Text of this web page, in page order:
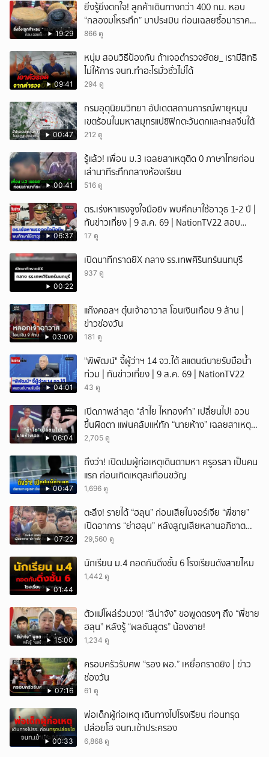
19:29
ยิ่งรู้ยิ่งตกใจ! ลูกค้าเดินทางกว่า 400 กม. หอบ
“กลองมโหระทึก” มาประเมิน ก่อนเฉลยซื้อมาราคา
เท่าไหร่?
866 ดู
09:41
หนุ่ม สอนวิธีป้องกัน ถ้าเจอตำรวจยัดย_ เรามีสิทธิ
ไม่ให้การ จนท.ทำอะไรมั่วซั่วไม่ได้
294 ดู
00:47
กรมอุตุนิยมวิทยา อัปเดตสถานการณ์พายุหมุน
เขตร้อนในมหาสมุทรแปซิฟิกตะวันตกและทะเลจีนใต้
212 ดู
00:41
รู้แล้ว! เพื่อน ม.3 เฉลยสาเหตุติด 0 ภาษาไทยก่อน
เล่านาทีระทึกกลางห้องเรียน
516 ดู
06:37
ตร.เร่งหาแรงจูงใจมือยิv พบศึกษาใช้อาวุธ 1-2 ปี |
ทันข่าวเที่ยง | 9 ส.ค. 69 | NationTV22 สอบ
พยานแล้ว 17 ปาก เร่งตรวจมือถือและหลักฐานที่
เพื่อน และสื่อโซเ
17 ดู
00:22
เปิดนาทีกราดยิX กลาง รร.เทพศิรินทร์นนทบุรี
937 ดู
03:00
แก๊งคอลฯ ตุ๋นเจ้าอาวาส โอนเงินเกือบ 9 ล้าน |
ข่าวช่องวัน
181 ดู
04:01
"พิพัฒน์" จี้ผู้ว่าฯ 14 จว.ใต้ สแตนด์บายรับมือน้ำ
ท่วม | ทันข่าวเที่ยง | 9 ส.ค. 69 | NationTV22
43 ดู
06:04
เปิดภาพล่าสุด “ลำไย ไหทองคำ” เปลี่ยนไป! อวบ
ขึ้นผิดตา แฟนคลับแห่ทัก “นายห้าง” เฉลยสาเหตุ
ชัด!
2,705 ดู
00:47
ถึงว่า! เปิดปมผู้ก่อเหตุเดินตามหา ครูอรสา เป็นคน
แรก ก่อนเกิดเหตุสะเทือนขวัญ
1,696 ดู
07:22
ตะลึง! รายได้ “ฮลุน” ก่อนเสียในจอร์เจีย “พี่ชาย”
เปิดอาการ “ย่าฮลุน” หลังสูญเสียหลานอภิชาต
บุตร!
29,560 ดู
01:44
นักเรียน ม.4 กอดกันดิ่งชั้น 6 โรงเรียนดังสายไหม
1,442 ดู
15:00
ตัวแม่โผล่ร่วมวง! “ลีน่าจัง” ขอพูดตรงๆ ถึง “พี่ชาย
ฮลุน” หลังรู้ “ผลชันสูตร” น้องชาย!
1,234 ดู
07:16
ครอบครัวรับศพ “รอง ผอ.” เหยื่อกราดยิง | ข่าว
ช่องวัน
61 ดู
00:33
พ่อเด็กผู้ก่อเหตุ เดินทางไปโรงเรียน ก่อนทรุด
ปล่อยโฮ จนท.เข้าประครอง
6,868 ดู